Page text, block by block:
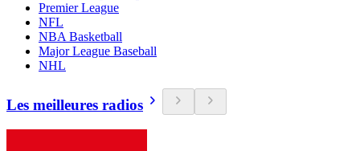
Premier League
NFL
NBA Basketball
Major League Baseball
NHL
Les meilleures radios